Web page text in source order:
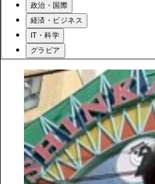
政治・国際
経済・ビジネス
IT・科学
グラビア